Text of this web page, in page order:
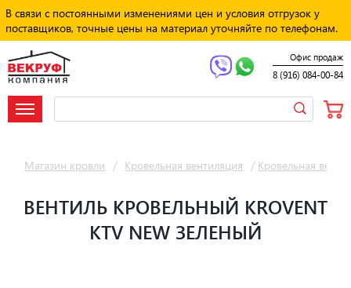
В связи с постоянными изменениями цен и условия отгрузок у
поставщиков, точные цены на материал уточняйте по телефонам.
Офис продаж
8 (916) 084-00-84
Магазин кровли / Кровельная вентиляция / Кровельная
ВЕНТИЛЬ КРОВЕЛЬНЫЙ KROVENT
KTV NEW ЗЕЛЕНЫЙ